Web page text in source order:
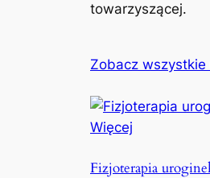
towarzyszącej.
Zobacz wszystkie
Więcej
Fizjoterapia